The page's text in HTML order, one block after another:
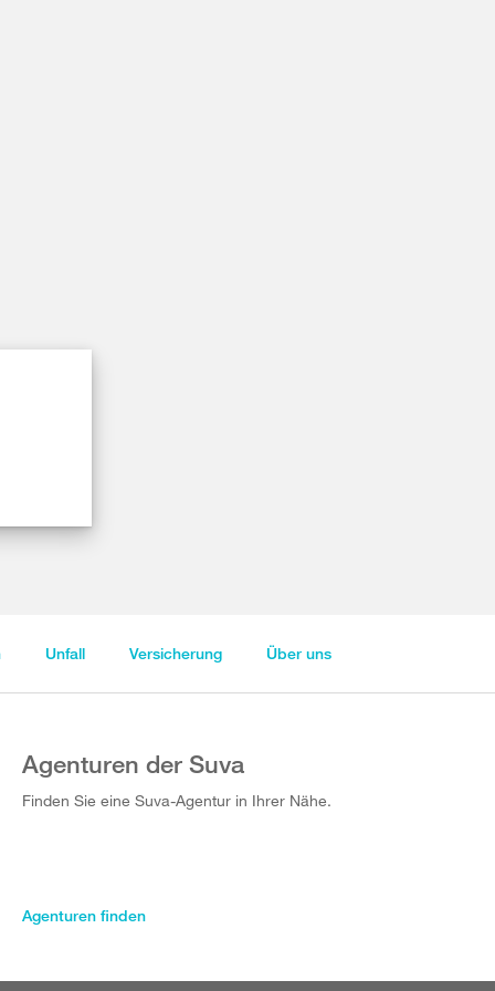
Unfall Versicherung Über uns
Agenturen der Suva
Finden Sie eine Suva-Agentur in Ihrer Nähe.
Agenturen finden